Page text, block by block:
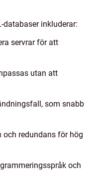
databaser inkluderar:
servrar för att
utan att
som snabb
redundans för hög
och